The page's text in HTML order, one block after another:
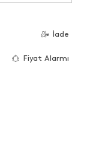
İade
Fiyat Alarmı